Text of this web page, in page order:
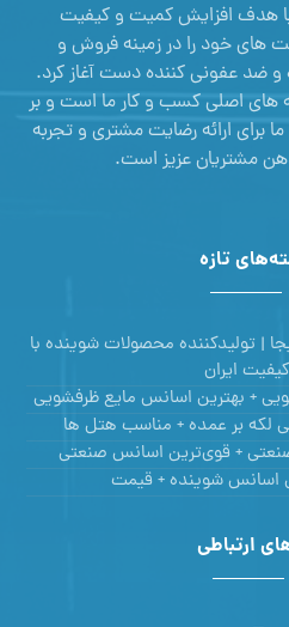
هدف افزایش کمیت و کیفیت
های خود را در زمینه فروش و
و ضد عفونی کننده دست آغاز کرد.
های اصلی کسب و کار ما است و بر
برای ارائه رضایت مشتری و تجربه
مشتریان عزیز است.
تازه
| تولیدکننده محصولات شوینده با
کیفیت ایران
+ بهترین اسانس مایع ظرفشویی
لکه بر عمده + مناسب هتل ها
+ قوی‌ترین اسانس‌ صنعتی
اسانس شوینده + قیمت
ارتباطی